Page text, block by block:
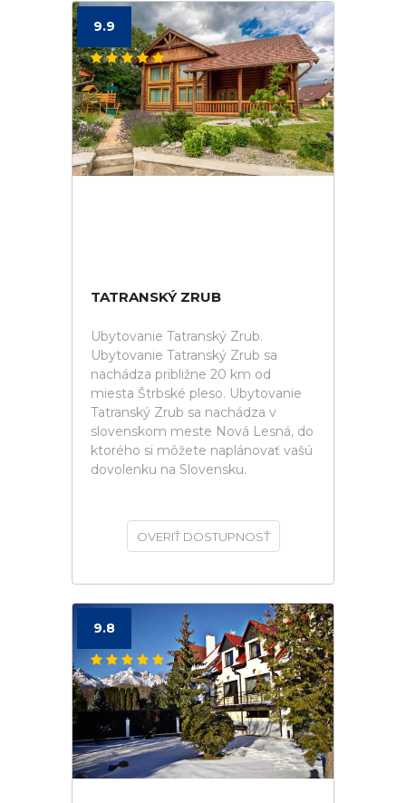
9.9
TATRANSKÝ ZRUB
Ubytovanie Tatranský Zrub.
Ubytovanie Tatranský Zrub sa
nachádza približne 20 km od
miesta Štrbské pleso. Ubytovanie
Tatranský Zrub sa nachádza v
slovenskom meste Nová Lesná, do
ktorého si môžete naplánovať vašú
dovolenku na Slovensku.
OVERIŤ DOSTUPNOSŤ
9.8